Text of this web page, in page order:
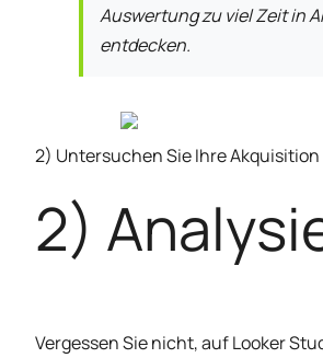
Auswertung zu viel Zeit in
entdecken.
2) Untersuchen Sie Ihre Akquisition
2)
Vergessen Sie nicht, auf Looker